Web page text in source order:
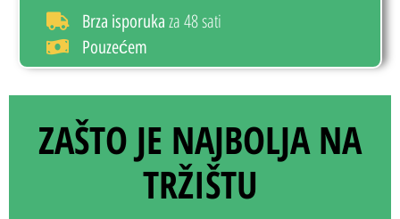
Brza isporuka za 48 sati
Pouzećem
ZAŠTO JE NAJBOLJA NA
TRŽIŠTU